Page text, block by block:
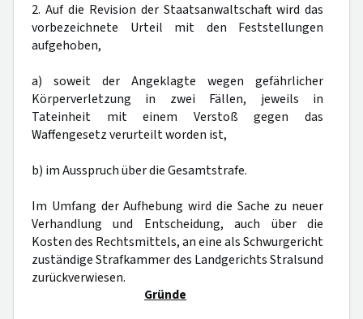
2. Auf die Revision der Staatsanwaltschaft wird das
vorbezeichnete Urteil mit den Feststellungen
aufgehoben,
a) soweit der Angeklagte wegen gefährlicher
Körperverletzung in zwei Fällen, jeweils in
Tateinheit mit einem Verstoß gegen das
Waffengesetz verurteilt worden ist,
b) im Ausspruch über die Gesamtstrafe.
Im Umfang der Aufhebung wird die Sache zu neuer
Verhandlung und Entscheidung, auch über die
Kosten des Rechtsmittels, an eine als Schwurgericht
zuständige Strafkammer des Landgerichts Stralsund
zurückverwiesen.
Gründe